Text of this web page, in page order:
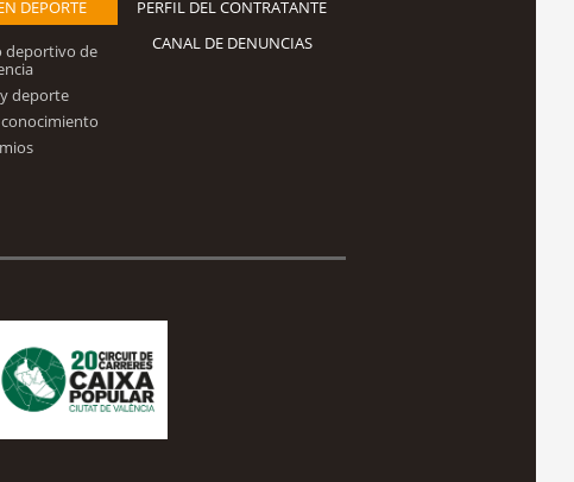
DEPORTE
deportivo de
deporte
PERFIL DEL CONTRATANTE
CANAL DE DENUNCIAS